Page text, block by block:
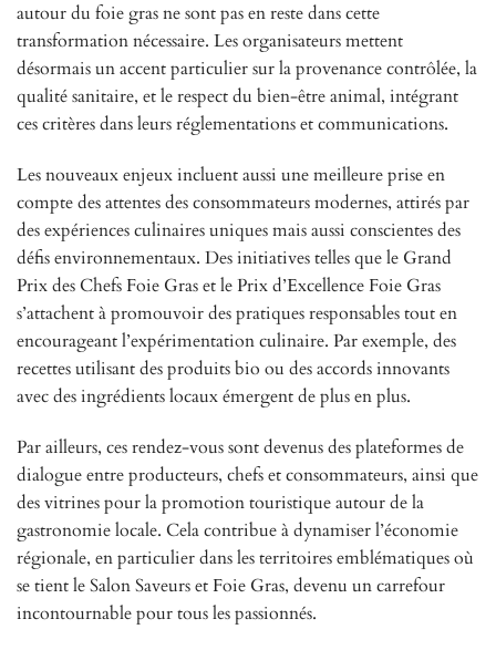
autour du foie gras ne sont pas en reste dans cette
transformation nécessaire. Les organisateurs mettent
désormais un accent particulier sur la provenance contrôlée, la
qualité sanitaire, et le respect du bien-être animal, intégrant
ces critères dans leurs réglementations et communications.
Les nouveaux enjeux incluent aussi une meilleure prise en
compte des attentes des consommateurs modernes, attirés par
des expériences culinaires uniques mais aussi conscientes des
défis environnementaux. Des initiatives telles que le Grand
Prix des Chefs Foie Gras et le Prix d’Excellence Foie Gras
s’attachent à promouvoir des pratiques responsables tout en
encourageant l’expérimentation culinaire. Par exemple, des
recettes utilisant des produits bio ou des accords innovants
avec des ingrédients locaux émergent de plus en plus.
Par ailleurs, ces rendez-vous sont devenus des plateformes de
dialogue entre producteurs, chefs et consommateurs, ainsi que
des vitrines pour la promotion touristique autour de la
gastronomie locale. Cela contribue à dynamiser l’économie
régionale, en particulier dans les territoires emblématiques où
se tient le Salon Saveurs et Foie Gras, devenu un carrefour
incontournable pour tous les passionnés.